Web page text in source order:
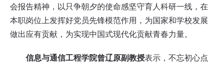
会报告精神，以只争朝夕的使命感坚守育人科研一线，在
本职岗位上发挥好党员先锋模范作用，为国家和学校发展
做出应有贡献，为实现中国式现代化贡献青春力量。
信息与通信工程学院曾辽原副教授表示，不忘初心点